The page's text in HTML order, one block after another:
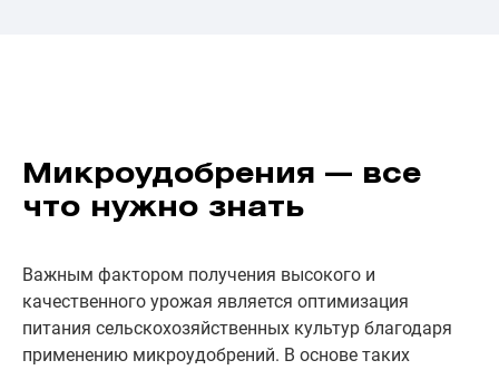
Микроудобрения — все
что нужно знать
Важным фактором получения высокого и
качественного урожая является оптимизация
питания сельскохозяйственных культур благодаря
применению микроудобрений. В основе таких